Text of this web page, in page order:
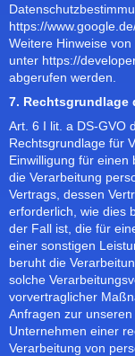
https://
Weitere Hinweise
unter https://
abgerufen werden.
7. Rechtsgrundlage
Art. 6 I lit. a DS-GVO
Rechtsgrundlage für
Einwilligung für einen
die Verarbeitung
Vertrags, dessen
erforderlich, wie dies
der Fall ist, die für
einer sonstigen
beruht die
solche
vorvertraglicher
Anfragen zur
Unternehmen einer
Verarbeitung von